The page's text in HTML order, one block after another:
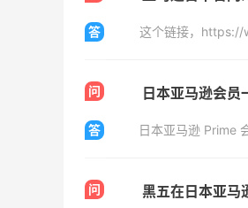
答 这个链接，https://
问 日本亚马逊会员
答 日本亚马逊 Prime
问 黑五在日本亚马
新人首单享8折